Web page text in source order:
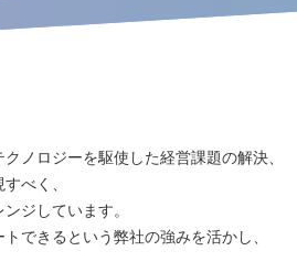
ノロジーを駆使した経営課題の解決、
べく、
ジしています。
できるという弊社の強みを活かし、